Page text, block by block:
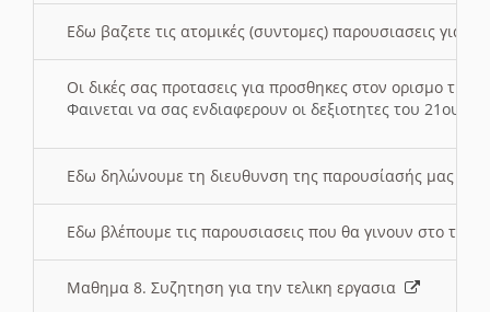
Εδω βαζετε τις ατομικές (συντομες) παρουσιασεις για
Οι δικές σας προτασεις για προσθηκες στον ορισμο
Φαινεται να σας ενδιαφερουν οι δεξιοτητες του 21ου
Εδω δηλώνουμε τη διευθυνση της παρουσίασής μας
Εδω βλέπουμε τις παρουσιασεις που θα γινουν στο
Μαθημα 8. Συζητηση για την τελικη εργασια